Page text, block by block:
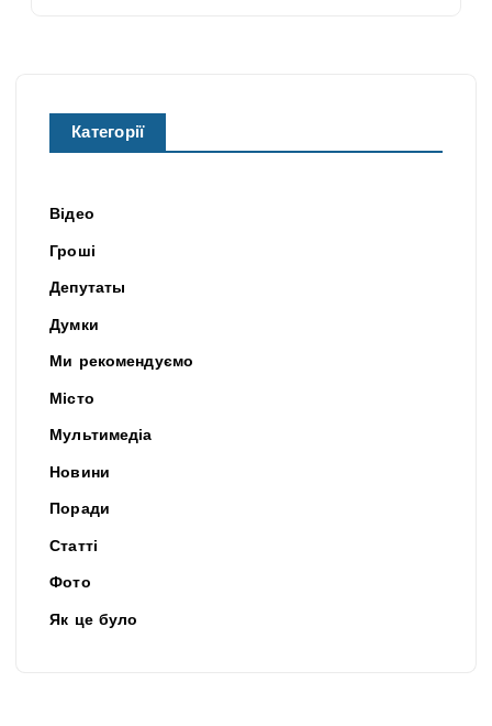
Категорії
Відео
Гроші
Депутаты
Думки
Ми рекомендуємо
Місто
Мультимедіа
Новини
Поради
Статті
Фото
Як це було